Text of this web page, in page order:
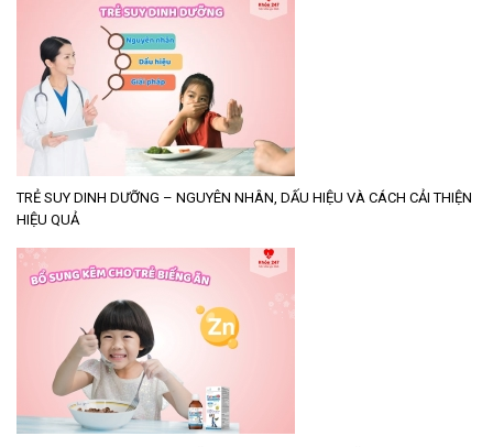
TRẺ SUY DINH DƯỠNG – NGUYÊN NHÂN, DẤU HIỆU VÀ CÁCH CẢI THIỆN
HIỆU QUẢ